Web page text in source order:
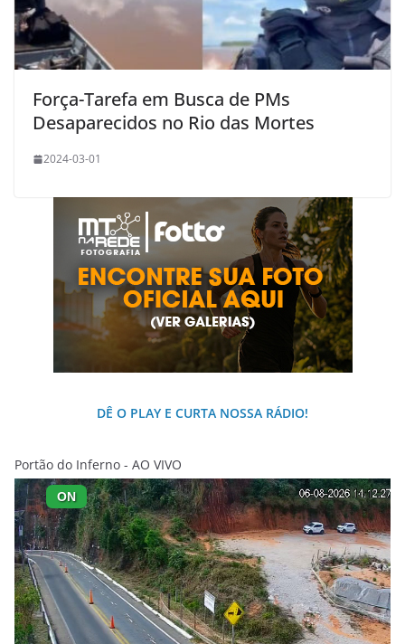
Força-Tarefa em Busca de PMs
Desaparecidos no Rio das Mortes
2024-03-01
DÊ O PLAY E CURTA NOSSA RÁDIO!
Portão do Inferno - AO VIVO